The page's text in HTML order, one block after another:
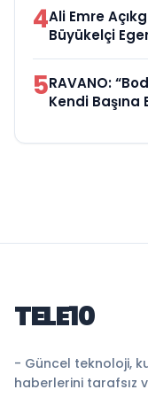
4Ali Emre
Büyükelçi
5RAVANO:
Kendi Başına
TELE10
- Güncel teknoloji,
haberlerini tarafsız